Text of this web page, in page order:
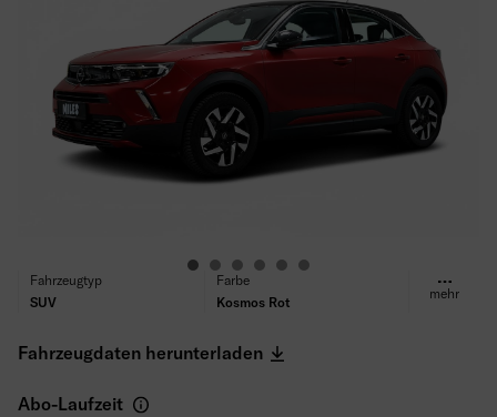
Fahrzeugtyp
SUV
Farbe
Kosmos Rot
Elektrisch
Automatik
Antrieb
Sitze/Türen
Leistung
mehr
Fahrzeugdaten herunterladen
Abo-Laufzeit